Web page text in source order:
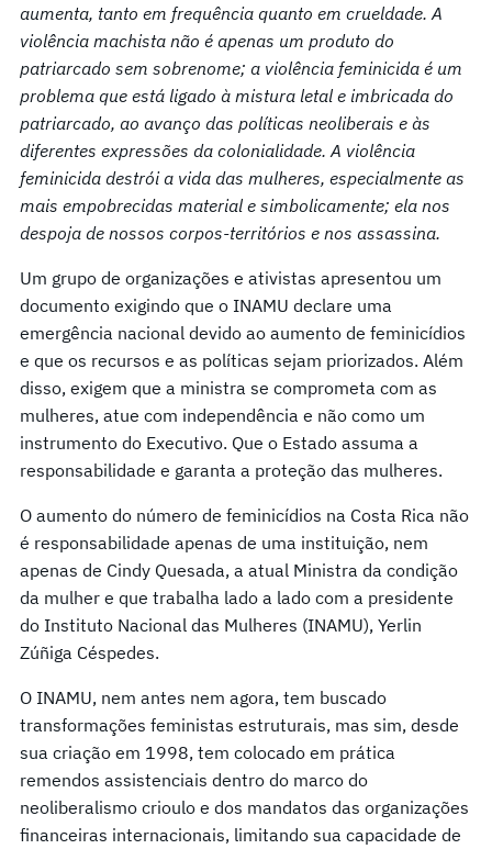
aumenta, tanto em frequência quanto em crueldade. A
violência machista não é apenas um produto do
patriarcado sem sobrenome; a violência feminicida é um
problema que está ligado à mistura letal e imbricada do
patriarcado, ao avanço das políticas neoliberais e às
diferentes expressões da colonialidade. A violência
feminicida destrói a vida das mulheres, especialmente as
mais empobrecidas material e simbolicamente; ela nos
despoja de nossos corpos-territórios e nos assassina.
Um grupo de organizações e ativistas apresentou um
documento exigindo que o INAMU declare uma
emergência nacional devido ao aumento de feminicídios
e que os recursos e as políticas sejam priorizados. Além
disso, exigem que a ministra se comprometa com as
mulheres, atue com independência e não como um
instrumento do Executivo. Que o Estado assuma a
responsabilidade e garanta a proteção das mulheres.
O aumento do número de feminicídios na Costa Rica não
é responsabilidade apenas de uma instituição, nem
apenas de Cindy Quesada, a atual Ministra da condição
da mulher e que trabalha lado a lado com a presidente
do Instituto Nacional das Mulheres (INAMU), Yerlin
Zúñiga Céspedes.
O INAMU, nem antes nem agora, tem buscado
transformações feministas estruturais, mas sim, desde
sua criação em 1998, tem colocado em prática
remendos assistenciais dentro do marco do
neoliberalismo crioulo e dos mandatos das organizações
financeiras internacionais, limitando sua capacidade de